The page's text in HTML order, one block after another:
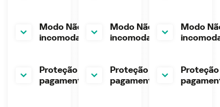
Modo Não
incomodar
Modo Não
incomodar
Modo
Proteção de
pagamentos
Proteção de
pagamentos